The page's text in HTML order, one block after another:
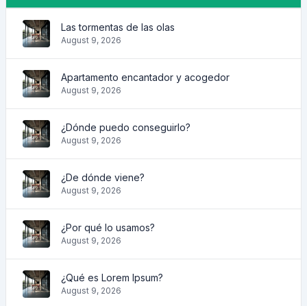
Las tormentas de las olas
August 9, 2026
Apartamento encantador y acogedor
August 9, 2026
¿Dónde puedo conseguirlo?
August 9, 2026
¿De dónde viene?
August 9, 2026
¿Por qué lo usamos?
August 9, 2026
¿Qué es Lorem Ipsum?
August 9, 2026